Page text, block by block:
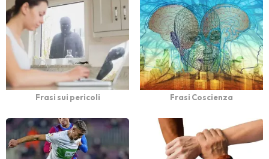
Frasi sui pericoli Frasi Coscienza